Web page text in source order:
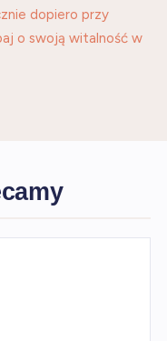
dopiero przy
o swoją witalność w